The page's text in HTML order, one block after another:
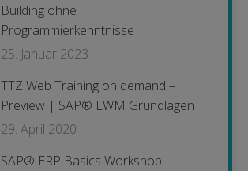
Building ohne
Programmierkenntnisse
25. Januar 2023
TTZ Web Training on demand –
Preview | SAP® EWM Grundlagen
29. April 2020
SAP® ERP Basics Workshop